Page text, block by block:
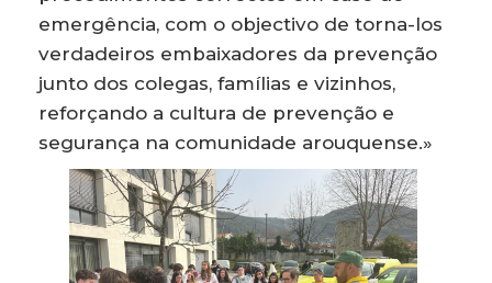
emergência, com o objectivo de torna-los
verdadeiros embaixadores da prevenção
junto dos colegas, famílias e vizinhos,
reforçando a cultura de prevenção e
segurança na comunidade arouquense.»